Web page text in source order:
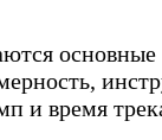
основные
и время